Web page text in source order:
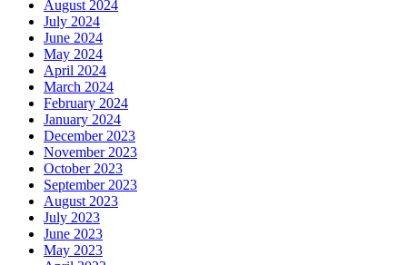
August 2024
July 2024
June 2024
May 2024
April 2024
March 2024
February 2024
January 2024
December 2023
November 2023
October 2023
September 2023
August 2023
July 2023
June 2023
May 2023